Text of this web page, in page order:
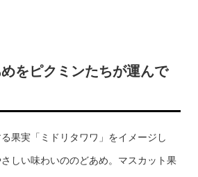
をピクミンたちが運んで
る果実「ミドリタワワ」をイメージし
しい味わいののどあめ。マスカット果